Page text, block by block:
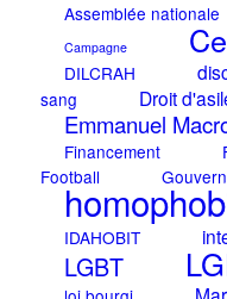
Assemblée nationale
Campagne
DILCRAH
sang
Droit
Emmanuel
Financement
Football
IDAHOBIT
LGBT